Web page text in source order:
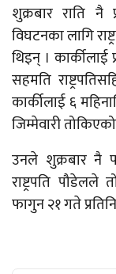
शुक्रबार राति नै
विघटनका लागि
थिइन् । कार्कीलाई
सहमति
कार्कीलाई ६
जिम्मेवारी
उनले शुक्रबार नै
राष्ट्रपति
फागुन २१ गते